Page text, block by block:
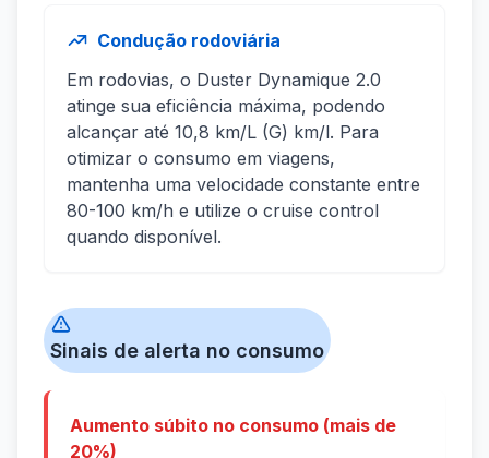
Condução rodoviária
Em rodovias, o Duster Dynamique 2.0
atinge sua eficiência máxima, podendo
alcançar até 10,8 km/L (G) km/l. Para
otimizar o consumo em viagens,
mantenha uma velocidade constante entre
80-100 km/h e utilize o cruise control
quando disponível.
Sinais de alerta no consumo
Aumento súbito no consumo (mais de
20%)